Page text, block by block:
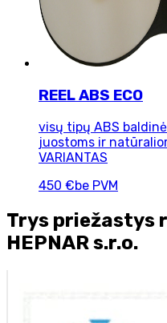
REEL ABS ECO
visų tipų ABS
juostoms ir
VARIANTAS
450 €be PVM
Trys priežastys
HEPNAR s.r.o.